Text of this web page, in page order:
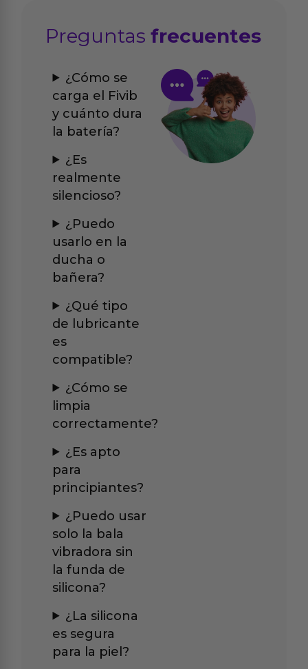
Preguntasfrecuentes
¿Cómo se
carga el Fivib
y cuánto dura
la batería?
¿Es
realmente
silencioso?
¿Puedo
usarlo en la
ducha o
bañera?
¿Qué tipo
de lubricante
es
compatible?
¿Cómo se
limpia
correctamente?
¿Es apto
para
principiantes?
¿Puedo usar
solo la bala
vibradora sin
la funda de
silicona?
¿La silicona
es segura
para la piel?